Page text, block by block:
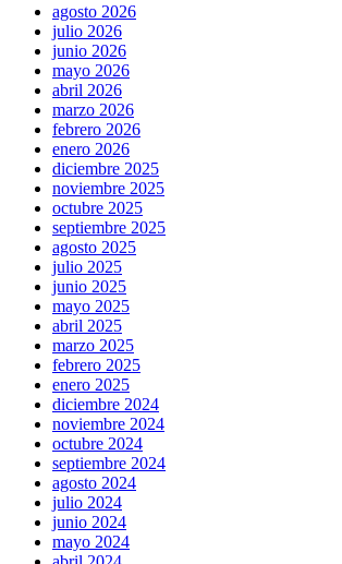
agosto 2026
julio 2026
junio 2026
mayo 2026
abril 2026
marzo 2026
febrero 2026
enero 2026
diciembre 2025
noviembre 2025
octubre 2025
septiembre 2025
agosto 2025
julio 2025
junio 2025
mayo 2025
abril 2025
marzo 2025
febrero 2025
enero 2025
diciembre 2024
noviembre 2024
octubre 2024
septiembre 2024
agosto 2024
julio 2024
junio 2024
mayo 2024